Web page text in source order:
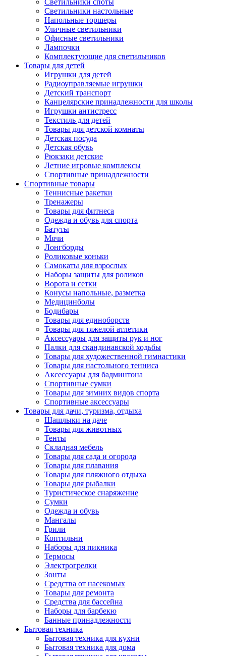
Светильники споты
Светильники настольные
Напольные торшеры
Уличные светильники
Офисные светильники
Лампочки
Комплектующие для светильников
Товары для детей
Игрушки для детей
Радиоуправляемые игрушки
Детский транспорт
Канцелярские принадлежности для школы
Игрушки антистресс
Текстиль для детей
Товары для детской комнаты
Детская посуда
Детская обувь
Рюкзаки детские
Летние игровые комплексы
Спортивные принадлежности
Спортивные товары
Теннисные ракетки
Тренажеры
Товары для фитнеса
Одежда и обувь для спорта
Батуты
Мячи
Лонгборды
Роликовые коньки
Самокаты для взрослых
Наборы защиты для роликов
Ворота и сетки
Конусы напольные, разметка
Медицинболы
Бодибары
Товары для единоборств
Товары для тяжелой атлетики
Аксессуары для защиты рук и ног
Палки для скандинавской ходьбы
Товары для художественной гимнастики
Товары для настольного тенниса
Аксессуары для бадминтона
Спортивные сумки
Товары для зимних видов спорта
Спортивные аксессуары
Товары для дачи, туризма, отдыха
Шашлыки на даче
Товары для животных
Тенты
Складная мебель
Товары для сада и огорода
Товары для плавания
Товары для пляжного отдыха
Товары для рыбалки
Туристическое снаряжение
Сумки
Одежда и обувь
Мангалы
Грили
Коптильни
Наборы для пикника
Термосы
Электрогрелки
Зонты
Средства от насекомых
Товары для ремонта
Средства для бассейна
Наборы для барбекю
Банные принадлежности
Бытовая техника
Бытовая техника для кухни
Бытовая техника для дома